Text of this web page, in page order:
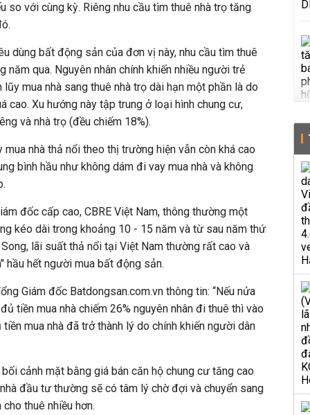
so với cùng kỳ. Riêng nhu cầu tìm thuê nhà trọ tăng
dùng bất động sản của đơn vị này, nhu cầu tìm thuê
năm qua. Nguyên nhân chính khiến nhiều người trẻ
mua nhà sang thuê nhà trọ dài hạn một phần là do
cao. Xu hướng này tập trung ở loại hình chung cư,
và nhà trọ (đều chiếm 18%).
nhà thả nổi theo thị trường hiện vẫn còn khá cao
bình hầu như không dám đi vay mua nhà và không
đốc cấp cao, CBRE Việt Nam, thông thường một
kéo dài trong khoảng 10 - 15 năm và từ sau năm thứ
lãi suất thả nổi tại Việt Nam thường rất cao và
hầu hết người mua bất động sản.
Giám đốc Batdongsan.com.vn thông tin: “Nếu nửa
tiền mua nhà chiếm 26% nguyên nhân đi thuê thì vào
mua nhà đã trở thành lý do chính khiến người dân
cảnh mặt bằng giá bán căn hộ chung cư tăng cao
đầu tư thường sẽ có tâm lý chờ đợi và chuyển sang
thuê nhiều hơn.